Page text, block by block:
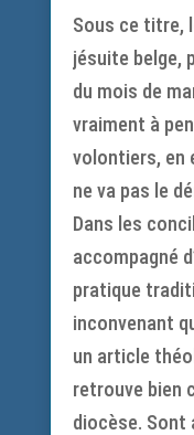
Sous ce titre,
jésuite belge,
du mois de
vraiment à
volontiers, en
ne va pas le
Dans les
accompagné
pratique
inconvenant
un article
retrouve bien
diocèse. Sont